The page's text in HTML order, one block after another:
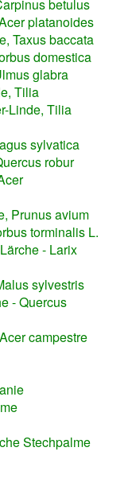
betulus
platanoides
Taxus baccata
domestica
glabra
Tilia
Linde, Tilia
sylvatica
robur
Prunus avium
torminalis L.
- Larix
sylvestris
- Quercus
campestre
Stechpalme